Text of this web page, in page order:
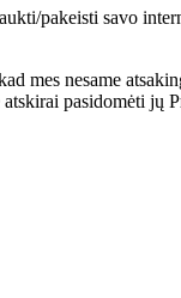
pakeisti savo
mes nesame
pasidomėti jų